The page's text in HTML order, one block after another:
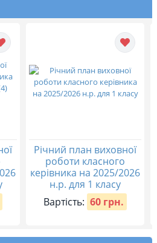
Річний план виховної
роботи класного
керівника на 2025/2026
н.р. для 1 класу
Вартість: 60 грн.